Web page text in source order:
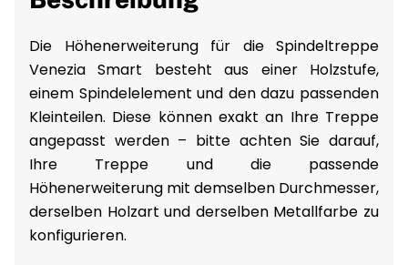
Die Höhenerweiterung für die Spindeltreppe
Venezia Smart besteht aus einer Holzstufe,
einem Spindelelement und den dazu passenden
Kleinteilen. Diese können exakt an Ihre Treppe
angepasst werden – bitte achten Sie darauf,
Ihre Treppe und die passende
Höhenerweiterung mit demselben Durchmesser,
derselben Holzart und derselben Metallfarbe zu
konfigurieren.